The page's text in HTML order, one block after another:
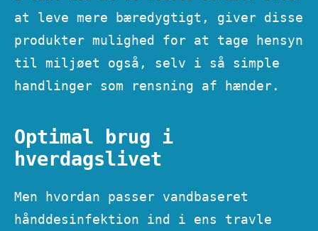
at leve mere bæredygtigt, giver disse
produkter mulighed for at tage hensyn
til miljøet også, selv i så simple
handlinger som rensning af hænder.
Optimal brug i
hverdagslivet
Men hvordan passer vandbaseret
hånddesinfektion ind i ens travle